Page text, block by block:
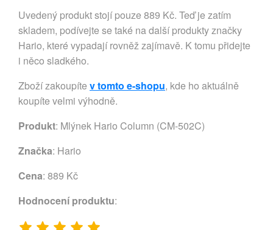
Uvedený produkt stojí pouze 889 Kč. Teď je zatím
skladem, podívejte se také na další produkty značky
Hario, které vypadají rovněž zajímavě. K tomu přidejte
i něco sladkého.
Zboží zakoupíte v tomto e-shopu, kde ho aktuálně
koupíte velmi výhodně.
Produkt: Mlýnek Hario Column (CM-502C)
Značka: Hario
Cena: 889 Kč
Hodnocení produktu: